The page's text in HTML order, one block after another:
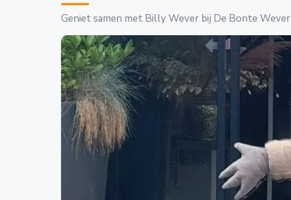
Geniet samen met Billy Wever bij De Bonte Wever